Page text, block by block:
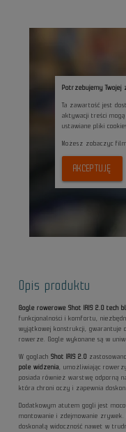
Potrzebujemy Twojej
Ta zawartość jest
aktywacji treści
ustawiane pliki
Możesz zobaczyc
AKCEPTUJĘ
Opis produktu
Gogle rowerowe Shot IRIS 2.0 tech
funkcjonalności i komfortu,
wyjątkowej konstrukcji, gwarantuje
rowerze. Gogle wykonane są w
W goglachShot IRIS 2.0
pole widzenia
, umożliwiając
posiada również warstwę odporną
która chroni oczy i zapewnia
Dodatkowym atutem gogli jest
montowanie i zdejmowanie
doskonałą widoczność nawet w